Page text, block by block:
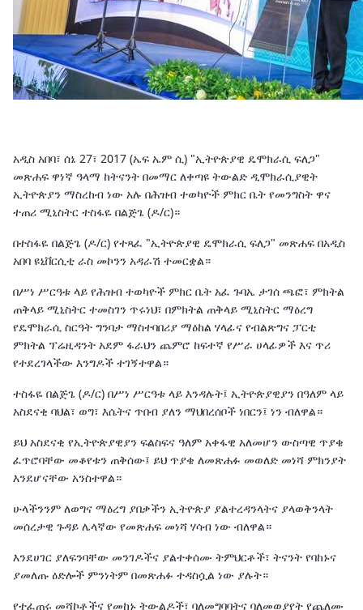
አዲስ አበባ፣ ሰኔ 27፣ 2017 (ኤፍ ኤም ሲ) "ኢትዮጵያዊ ዴሞክራሲ ፍለጋ"
መጽሐፍ ዋነኛ ዓላማ ከትናንት በመማር ለቀጣዩ ትውልድ ዲሞክራሲያዊት
ኢትዮጵያን ማስረከብ ነው አሉ በሕዝብ ተወካዮች ምክር ቤት የመንግስት ዋና
ተጠሪ ሚኒስትር ተስፋዬ በልጅጌ (ዶ/ር)።
በተስፋዬ በልጅጌ (ዶ/ር) የተጻፈ "ኢትዮጵያዊ ዴሞክራሲ ፍለጋ" መጽሐፍ በአዲስ
አበባ ዩኒቨርሲቲ ራስ መኮንን አዳራሽ ተመርቋል።
በሥነ ሥርዓቱ ላይ የሕዝብ ተወካዮች ምክር ቤት አፈ ጉባኤ ታገሰ ጫፎ፣ ምክትል
ጠቅላይ ሚኒስትር ተመስገን ጥሩነህ፣ በምክትል ጠቅላይ ሚኒስትር ማዕረግ
የዴሞክራሲ ስርዓት ግንባታ ማስተባበሪያ ማዕከል ሃላፊና የብልጽግና ፓርቲ
ምክትል ፕሬዚዳንት አደም ፋራህን ጨምሮ ከፍተኛ የሥራ ሀላፊዎች እና ጥሪ
የተደረገላችው እንግዶች ተገኝተዋል።
ተስፋዬ በልጅጌ (ዶ/ር) በሥነ ሥርዓቱ ላይ እንዳሉት፤ ኢትዮጵያዊያን በዓለም ላይ
አስደናቂ ባህል፣ ወግ፣ እሴትና ጥበብ ያለን ማህበረሰቦች ነበርን፤ ነን ብለዋል።
ይህ አስደናቂ የኢትዮጵያዊያን ፍልስፍና ዓለም አቀፋዊ አለመሆን ውስጣዊ ጥያቄ
ፈጥሮባቸው መቆየቱን ጠቅሰው፤ ይህ ጥያቄ ለመጽሐፉ መወለድ መነሻ ምክንያት
እንደሆናቸው አንስተዋል።
ሁላችንንም ለወግና ማዕረግ ያበቃችን ኢትዮጵያ ያልተረዳንላትና ያላወቅንላት
መሰረታዊ ጉዳይ ሌላኛው የመጽሐፍ መነሻ ሃሳብ ነው ብለዋል።
እንደሀገር ያለፍንባቸው መንገዶችና ያልተቀሰሙ ትምህርቶች፣ ትናንት የባከኑና
ያመለጡ ዕድሎች ምንነትም በመጽሐፉ ተዳስሷል ነው ያሉት።
የተፈጠሩ መሻኮቶችና የመከኑ ትውልዶች፣ ባለመግባባትና ባለመወያየት የጨለሙ